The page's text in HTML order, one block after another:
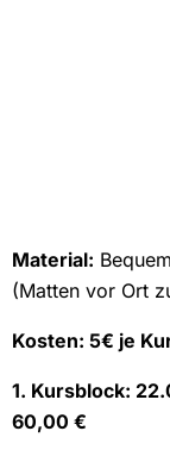
Material:
(Matten vor Ort
Kosten: 5€ je
1. Kursblock:
60,00 €